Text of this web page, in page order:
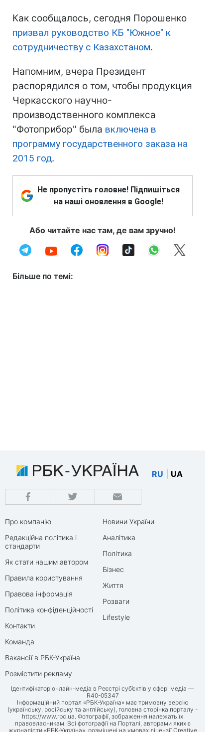
Как сообщалось, сегодня Порошенко
призвал руководство КБ "Южное" к
сотрудничеству с Казахстаном.
Напомним, вчера Президент
распорядился о том, чтобы продукция
Черкасского научно-
производственного комплекса
"Фотоприбор" была включена в
программу государственного заказа на
2015 год.
Не пропустіть головне! Підпишіться
на наші оновлення в Google!
Або читайте нас там, де вам зручно!
Більше по темі:
RU UA
Про компанію
Редакційна політика і
стандарти
Як стати нашим автором
Правила користування
Правова інформація
Політика конфіденційності
Контакти
Команда
Вакансії в РБК-Україна
Розмістити рекламу
Новини України
Аналітика
Політика
Бізнес
Життя
Розваги
Lifestyle
Ідентифікатор онлайн-медіа в Реєстрі суб’єктів у сфері медіа —
R40-05347
Інформаційний портал «РБК-Україна» має тримовну версію
(українську, російську та англійську), головна сторінка порталу -
https://www.rbc.ua. Фотографії, зображення належать їх
правовласникам. Всі фотографії на Порталі, авторами яких є
журналісти «РБК-Україна», розміщені на умовах ліцензії Creative